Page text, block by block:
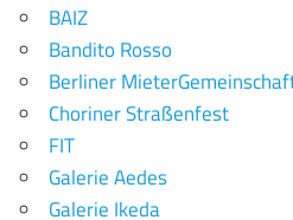
BAIZ
Bandito Rosso
Berliner
Choriner Straßenfest
FIT
Galerie Aedes
Galerie Ikeda